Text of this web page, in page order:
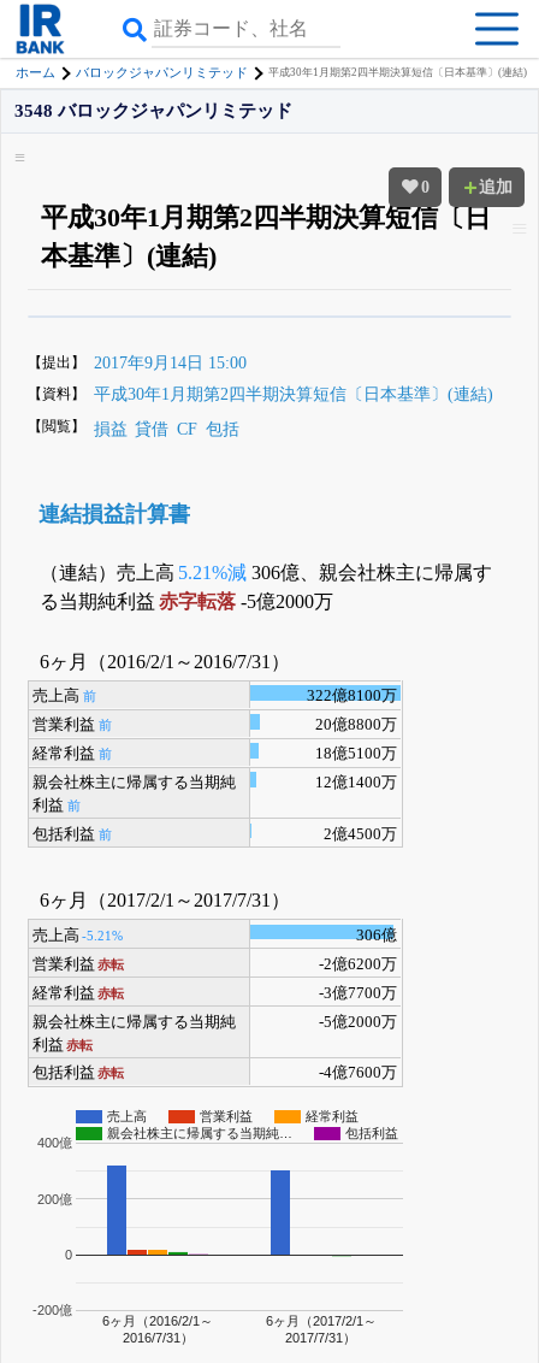
ホーム バロックジャパンリミテッド 平成30年1月期第2四半期決算短信〔日本基準〕(連結)
0 追加
3548 バロックジャパンリミテッド
平成30年1月期第2四半期決算短信〔日
本基準〕(連結)
詳しく見られる 無料でβ版をはじめる
登録すると永久30%OFFと米株版の先行利用も付きます
【提出】 2017年9月14日 15:00
【資料】 平成30年1月期第2四半期決算短信〔日本基準〕(連結)
【閲覧】 損益 貸借 CF 包括
連結損益計算書
（連結）売上高 5.21%減 306億、親会社株主に帰属す
る当期純利益 赤字転落 -5億2000万
6ヶ月（2016/2/1～2016/7/31）
売上高 前
322億8100万
営業利益 前
20億8800万
経常利益 前
18億5100万
親会社株主に帰属する当期純
利益 前
12億1400万
包括利益 前 2億4500万
6ヶ月（2017/2/1～2017/7/31）
売上高-5.21%
306億
営業利益 赤転
-2億6200万
経常利益 赤転
-3億7700万
親会社株主に帰属する当期純
利益 赤転
-5億2000万
包括利益 赤転 -4億7600万
売上高 営業利益 経常利益
親会社株主に帰属する当期純… 包括利益
6ヶ月（2016/2/1～
2016/7/31）
6ヶ月（2017/2/1～
2017/7/31）
-200億
0
200億
400億